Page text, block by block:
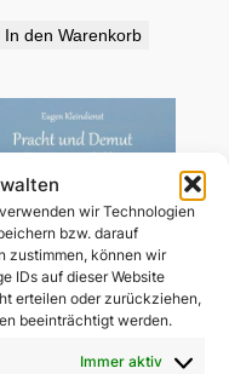
wir Technologien
bzw. darauf
zustimmen, können wir
IDs auf dieser Website
erteilen oder zurückziehen,
beeinträchtigt werden.
Immer aktiv
In den Warenkorb